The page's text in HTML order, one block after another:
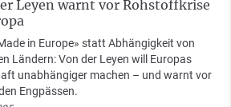
Leyen warnt vor Rohstoffkrise
in Europe» statt Abhängigkeit von
Ländern: Von der Leyen will Europas
unabhängiger machen – und warnt vor
Engpässen.